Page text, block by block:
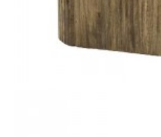
772,67 zł953,91 zł